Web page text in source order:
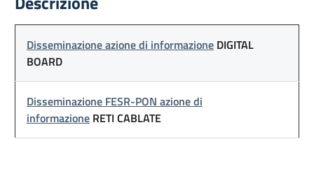
Disseminazione azione di informazione DIGITAL
BOARD
Disseminazione FESR-PON azione di
informazione RETI CABLATE